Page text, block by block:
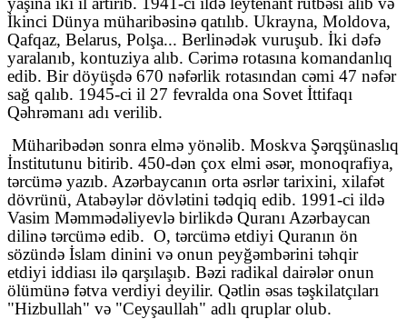
İkinci Dünya müharibəsinə qatılıb. Ukrayna, Moldova,
Qafqaz, Belarus, Polşa... Berlinədək vuruşub. İki dəfə
yaralanıb, kontuziya alıb. Cərimə rotasına komandanlıq
edib. Bir döyüşdə 670 nəfərlik rotasından cəmi 47 nəfər
sağ qalıb. 1945-ci il 27 fevralda ona Sovet İttifaqı
Qəhrəmanı adı verilib.
Müharibədən sonra elmə yönəlib. Moskva Şərqşünaslıq
İnstitutunu bitirib. 450-dən çox elmi əsər, monoqrafiya,
tərcümə yazıb. Azərbaycanın orta əsrlər tarixini, xilafət
dövrünü, Atabəylər dövlətini tədqiq edib. 1991-ci ildə
Vasim Məmmədəliyevlə birlikdə Quranı Azərbaycan
dilinə tərcümə edib. O, tərcümə etdiyi Quranın ön
sözündə İslam dinini və onun peyğəmbərini təhqir
etdiyi iddiası ilə qarşılaşıb. Bəzi radikal dairələr onun
ölümünə fətva verdiyi deyilir. Qətlin əsas təşkilatçıları
"Hizbullah" və "Ceyşaullah" adlı qruplar olub.